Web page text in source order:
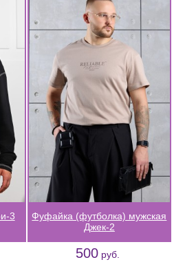
3
Фуфайка (футболка) мужская
Джек-2
500 руб.